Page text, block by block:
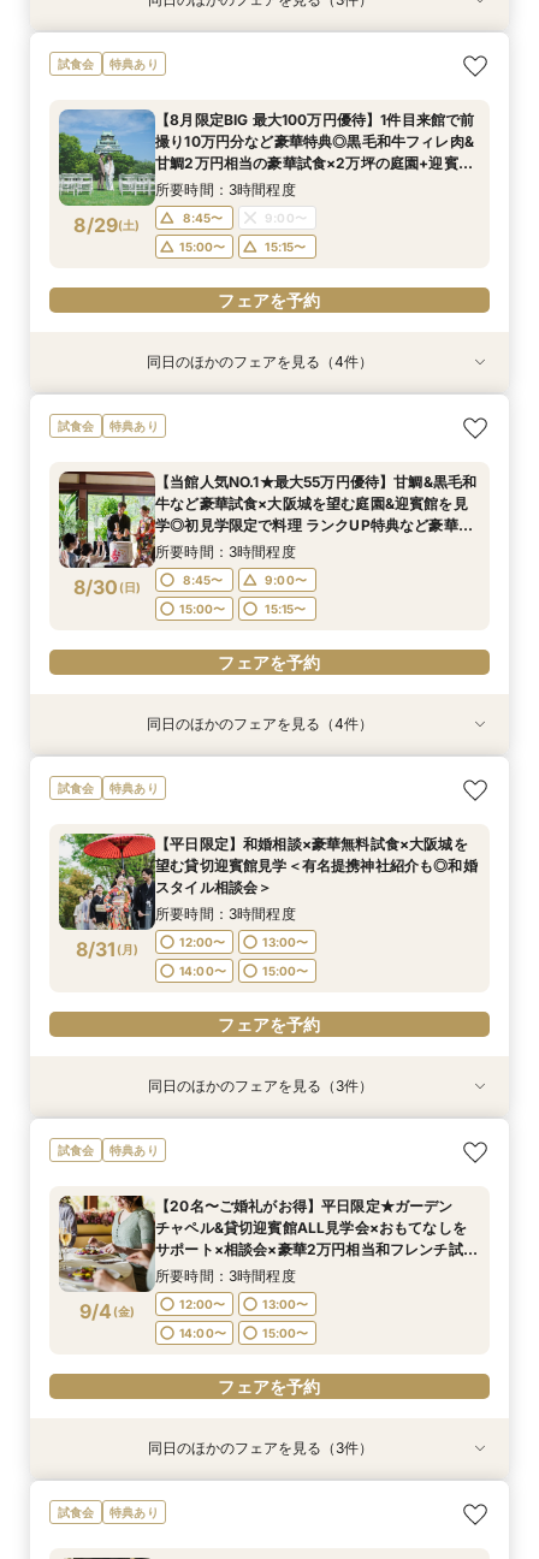
8/28(金)
＜平日限定＞挙式スタイル相談OK！約2万坪の自
然が広がる西の丸庭園＆会場見学＊ゆっくり相談
チコース
所要時間：3時間程度
12:00〜
13:00〜
14:00〜
15:00〜
フェアを予約
8/28(金)
【平日限定】和婚相談×豪華無料試食×大阪城を
望む貸切迎賓館見学＜有名提携神社紹介も◎和婚
所要時間：3時間程度
12:00〜
13:00〜
14:00〜
15:00〜
フェアを予約
8/28(金)
＜オリジナルウェディング＞2万坪の庭園満喫×
会場見学×国産和牛フィレ肉など豪華試食付＊貸
所要時間：3時間程度
12:00〜
13:00〜
14:00〜
15:00〜
フェアを予約
試食会 特典あり
8/29(土)
【8月限定BIG 最大100万円優待】1件目来館で前
撮り10万円分など豪華特典◎黒毛和牛フィレ肉&
甘鯛2万円相当の豪華試食×2万坪の庭園+迎賓館
の見学ツアー
所要時間：3時間程度
8:45〜
9:00〜
15:00〜
15:15〜
フェアを予約
特典あり
8/29( 土)
【東京開催/土日】東京サロンで《大阪迎賓館》
のご相談＆お打合せ！
9:00〜 15:00〜
フェアを予約
特典あり
8/29( 土)
ガーデン挙式丸わかり◎2万坪の庭園満喫×オリ
ジナルウェディング庭園&会場見学×国産和牛
所要時間：3時間程度
8:45〜
9:00〜
15:00〜
15:15〜
フェアを予約
特典あり
8/29( 土)
【料理重視の方へおすすめ】組数限定◆グラン
シェフ豊後昌幸が手掛ける黒毛和牛etc2万円相
所要時間：3時間程度
8:45〜
9:00〜
15:00〜
15:15〜
フェアを予約
特典あり
8/29( 土)
【神社式相談フェア】提携有名神社紹介!AM来館
で本番さながらの披露宴体験 国産 和牛フィレ肉
分特典>
所要時間：3時間程度
8:45〜
9:00〜
15:00〜
15:15〜
フェアを予約
同日のほかのフェアを見る（4件）
試食会 特典あり
8/30 (日)
【当館人気NO.1★最大55万円優待】甘鯛&黒毛和
牛など豪華試食×大阪城を望む庭園&迎賓館を見
学◎初見学限定で料理 ランクUP特典など豪華特
典付きBIGフェア
所要時間：3時間程度
8:45〜
9:00〜
15:00〜
15:15〜
フェアを予約
特典あり
8/30(日)
【東京開催/土日】東京サロンで《大阪迎賓館》
のご相談＆お打合せ！
9:00〜 15:00〜
フェアを予約
特典あり
8/30(日)
ガーデン挙式丸わかり◎2万坪の庭園満喫×オリ
ジナルウェディング庭園&会場見学×国産和牛
所要時間：3時間程度
8:45〜
15:00〜
15:15〜
フェアを予約
特典あり
8/30(日)
【料理重視の方へおすすめ】組数限定◆グラン
シェフ豊後昌幸が手掛ける黒毛和牛etc2万円相
所要時間：3時間程度
8:45〜
15:00〜
15:15〜
フェアを予約
特典あり
8/30(日)
【神社式相談フェア】提携有名神社紹介!AM来館
で本番さながらの披露宴体験 国産 和牛フィレ肉
分特典>
所要時間：3時間程度
8:45〜
15:00〜
15:15〜
フェアを予約
同日のほかのフェアを見る（4件）
試食会 特典あり
8/31 (月)
【平日限定】和婚相談×豪華無料試食×大阪城を
望む貸切迎賓館見学＜有名提携神社紹介も◎和婚
スタイル相談会＞
所要時間：3時間程度
12:00〜
13:00〜
14:00〜
15:00〜
フェアを予約
特典あり
8/31(月)
＜平日限定＞挙式スタイル相談OK！約2万坪の自
然が広がる西の丸庭園＆会場見学＊ゆっくり相談
チコース
所要時間：3時間程度
12:00〜
13:00〜
14:00〜
15:00〜
フェアを予約
特典あり
8/31(月)
【20名〜ご婚礼がお得】平日限定★ガーデン
チャペル&貸切迎賓館ALL見学会×おもてなしを
会
所要時間：3時間程度
12:00〜
13:00〜
14:00〜
15:00〜
フェアを予約
特典あり
8/31(月)
＜オリジナルウェディング＞2万坪の庭園満喫×
会場見学×国産和牛フィレ肉など豪華試食付＊貸
所要時間：3時間程度
12:00〜
13:00〜
14:00〜
15:00〜
フェアを予約
同日のほかのフェアを見る（3件）
試食会 特典あり
9/4 (金)
【20名〜ご婚礼がお得】平日限定★ガーデン
チャペル&貸切迎賓館ALL見学会×おもてなしを
サポート×相談会×豪華2万円相当和フレンチ試食
会
所要時間：3時間程度
12:00〜
13:00〜
14:00〜
15:00〜
フェアを予約
特典あり
＜平日限定＞挙式スタイル相談OK！約2万坪の自
然が広がる西の丸庭園＆会場見学＊ゆっくり相談
特典あり
【平日限定】和婚相談×豪華無料試食×大阪城を
望む貸切迎賓館見学＜有名提携神社紹介も◎和婚
特典あり
＜オリジナルウェディング＞2万坪の庭園満喫×
会場見学×国産和牛フィレ肉など豪華試食付＊貸
同日のほかのフェアを見る（3件）
試食会 特典あり